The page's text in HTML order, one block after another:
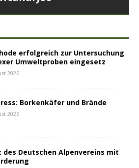
erfolgreich zur Untersuchung
Umweltproben eingesetz
2026
Borkenkäfer und Brände
2026
des Deutschen Alpenvereins mit